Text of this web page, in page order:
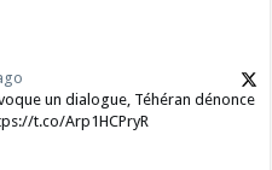
un dialogue, Téhéran dénonce
t.co/Arp1HCPryR